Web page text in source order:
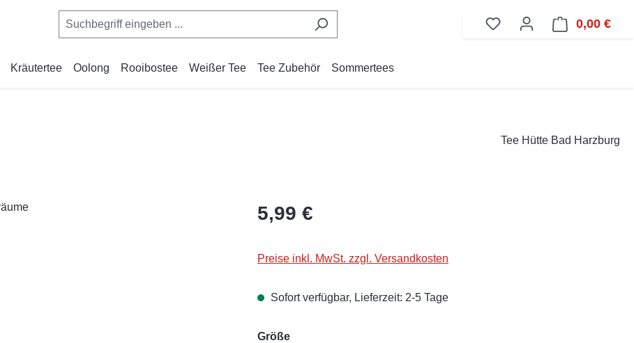
0,00 €
Kräutertee Oolong Rooibostee Weißer Tee Tee Zubehör Sommertees
Tee Hütte Bad Harzburg
Regulärer Preis:
5,99 €
Preise inkl. MwSt. zzgl. Versandkosten
Sofort verfügbar, Lieferzeit: 2-5 Tage
Größeauswählen